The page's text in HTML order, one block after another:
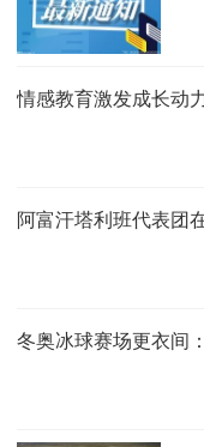
情感教育激发成长动
阿富汗塔利班代表团
冬奥冰球赛场更衣间